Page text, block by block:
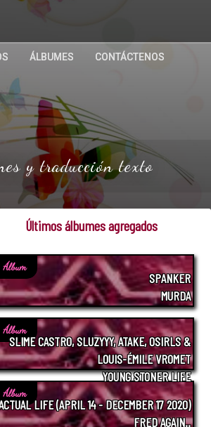
ÁLBUMES CONTÁCTENOS
y traducción texto
Últimos álbumes agregados
Álbum
SPANKER
MURDA
Álbum
SLIME CASTRO, SLUZYYY, ATAKE, OSIRLS &
LOUIS-ÉMILE VROMET
YOUNG STONER LIFE
Álbum
LIFE (APRIL 14 - DECEMBER 17 2020)
FRED AGAIN..